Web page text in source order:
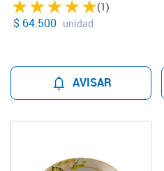
(1)
$ 64.500 unidad
AVISAR